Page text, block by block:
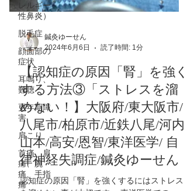
レルギー
性鼻炎）
脱毛症
顔面部の
症状
耳鳴り、
難聴
更年期障
害
肩こり
首痛、肩
痛、腕
痛、手指
痛
2024年6月6日
読了時間: 1分
【認知症の原因「腎」を強く
する方法③「ストレスを溜
めない！】大阪府/東大阪市/
八尾市/柏原市/近鉄八尾/河内
山本/高安/恩智/東洋医学/ 自
律神経失調症/鍼灸ゆーせん